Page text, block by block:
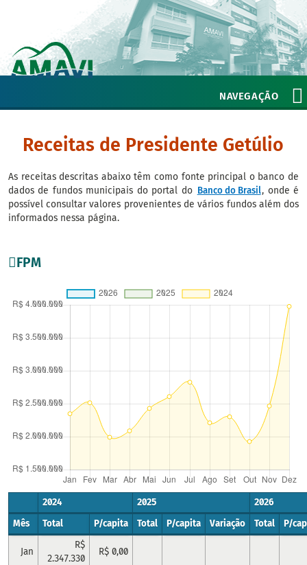
NAVEGAÇÃO
Receitas de Presidente Getúlio
As receitas descritas abaixo têm como fonte principal o banco de
dados de fundos municipais do portal do Banco do Brasil, onde é
possível consultar valores provenientes de vários fundos além dos
informados nessa página.
FPM
2024 2025
2026
Mês
Total P/capita Total P/capita Variação Total P/
Jan
R$
2.347.330
R$ 0,00